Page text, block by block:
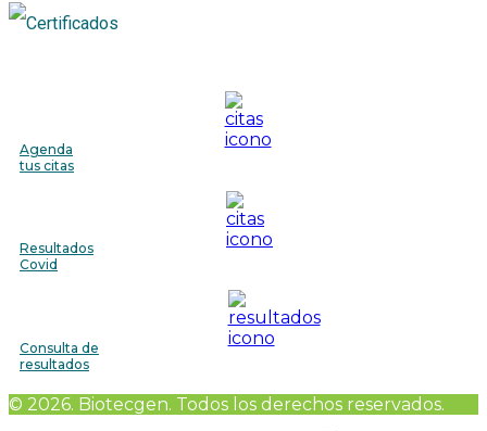
Agenda
tus citas
Resultados
Covid
Consulta de
resultados
© 2026. Biotecgen. Todos los derechos reservados.